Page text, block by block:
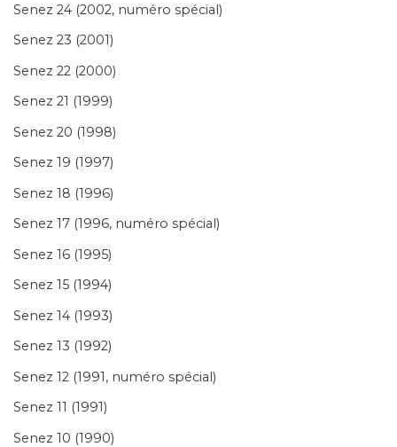
Senez 24 (2002, numéro spécial)
Senez 23 (2001)
Senez 22 (2000)
Senez 21 (1999)
Senez 20 (1998)
Senez 19 (1997)
Senez 18 (1996)
Senez 17 (1996, numéro spécial)
Senez 16 (1995)
Senez 15 (1994)
Senez 14 (1993)
Senez 13 (1992)
Senez 12 (1991, numéro spécial)
Senez 11 (1991)
Senez 10 (1990)